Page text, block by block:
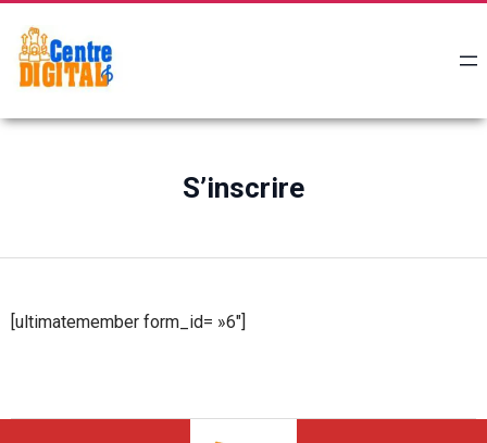
S’inscrire
[ultimatemember form_id= »6″]